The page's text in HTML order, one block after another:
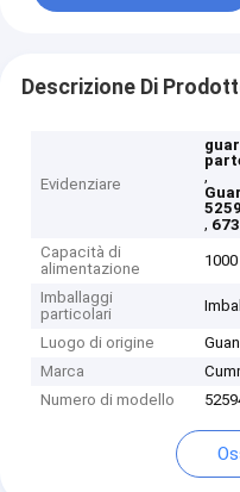
Descrizione Di
Evidenziare
,
,
Capacità di
alimentazione
Imballaggi
particolari
Luogo di origine
Marca
Numero di modello